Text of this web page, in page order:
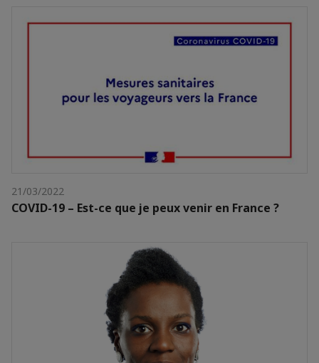
21/03/2022
COVID-19 – Est-ce que je peux venir en France ?